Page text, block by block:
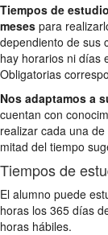
Tiempos de
meses para
dependiento de sus
hay horarios ni días
Obligatorias
Nos adaptamos a
cuentan con
realizar cada una
mitad del tiempo
Tiempos de
El alumno puede
horas los 365 días
horas hábiles.